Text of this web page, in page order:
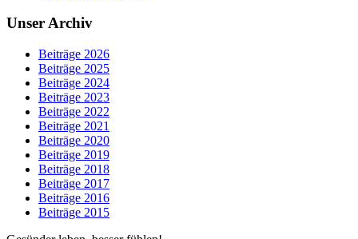
Unser Archiv
Beiträge 2026
Beiträge 2025
Beiträge 2024
Beiträge 2023
Beiträge 2022
Beiträge 2021
Beiträge 2020
Beiträge 2019
Beiträge 2018
Beiträge 2017
Beiträge 2016
Beiträge 2015